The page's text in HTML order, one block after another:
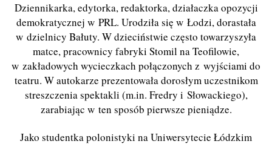
Dziennikarka, edytorka, redaktorka, działaczka opozycji
demokratycznej w PRL. Urodziła się w Łodzi, dorastała
w dzielnicy Bałuty. W dzieciństwie często towarzyszyła
matce, pracownicy fabryki Stomil na Teofilowie,
w zakładowych wycieczkach połączonych z wyjściami do
teatru. W autokarze prezentowała dorosłym uczestnikom
streszczenia spektakli (m.in. Fredry i Słowackiego),
zarabiając w ten sposób pierwsze pieniądze.
Jako studentka polonistyki na Uniwersytecie Łódzkim